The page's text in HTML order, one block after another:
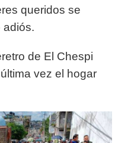
queridos se
adiós.
de El Chespi
vez el hogar